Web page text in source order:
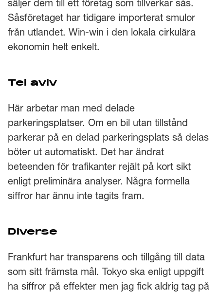
säljer dem till ett företag som tillverkar sås.
Såsföretaget har tidigare importerat smulor
från utlandet. Win-win i den lokala cirkulära
ekonomin helt enkelt.
Tel aviv
Här arbetar man med delade
parkeringsplatser. Om en bil utan tillstånd
parkerar på en delad parkeringsplats så delas
böter ut automatiskt. Det har ändrat
beteenden för trafikanter rejält på kort sikt
enligt preliminära analyser. Några formella
siffror har ännu inte tagits fram.
Diverse
Frankfurt har transparens och tillgång till data
som sitt främsta mål. Tokyo ska enligt uppgift
ha siffror på effekter men jag fick aldrig tag på